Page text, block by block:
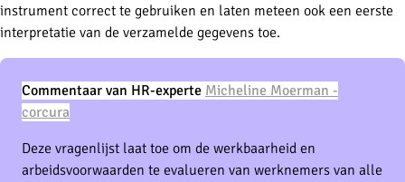
instrument correct te gebruiken en laten meteen ook een eerste
interpretatie van de verzamelde gegevens toe.
Commentaar van HR-experte Micheline Moerman -
corcura
Deze vragenlijst laat toe om de werkbaarheid en
arbeidsvoorwaarden te evalueren van werknemers van alle